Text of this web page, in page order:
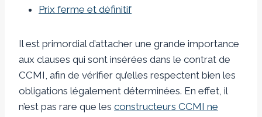
Prix ferme et définitif
Il est primordial d’attacher une grande importance
aux clauses qui sont insérées dans le contrat de
CCMI, afin de vérifier qu’elles respectent bien les
obligations légalement déterminées. En effet, il
n’est pas rare que les constructeurs CCMI ne